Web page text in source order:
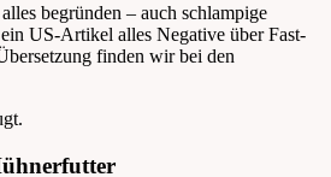
begründen – auch schlampige
US-Artikel alles Negative über Fast-
finden wir bei den